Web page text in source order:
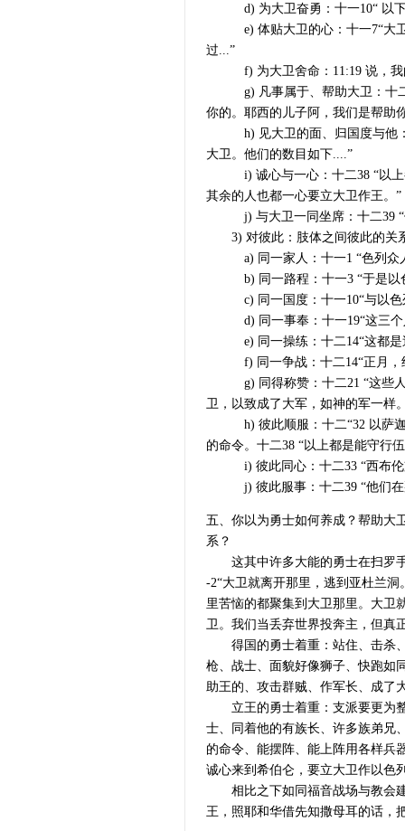
d) 为大卫奋勇：十一10“ 以下
e) 体贴大卫的心：十一7“大卫
过...”
f) 为大卫舍命：11:19 说，我
g) 凡事属于、帮助大卫：十二
你的。耶西的儿子阿，我们是帮助
h) 见大卫的面、归国度与他：
大卫。他们的数目如下....”
i) 诚心与一心：十二38 “以上都
其余的人也都一心要立大卫作王。”
j) 与大卫一同坐席：十二39 “
3) 对彼此：肢体之间彼此的关
a) 同一家人：十一1 “色列众人
b) 同一路程：十一3 “于是以色
c) 同一国度：十一10“与以色
d) 同一事奉：十一19“这三个
e) 同一操练：十二14“这都是迦
f) 同一争战：十二14“正月，约
g) 同得称赞：十二21 “这些人
卫，以致成了大军，如神的军一样
h) 彼此顺服：十二“32 以萨迦
的命令。十二38 “以上都是能守行
i) 彼此同心：十二33 “西布伦支
j) 彼此服事：十二39 “他们在那
五、你以为勇士如何养成？帮助大
系？
这其中许多大能的勇士在扫罗手
-2“大卫就离开那里，逃到亚杜兰
里苦恼的都聚集到大卫那里。大卫
卫。我们当丢弃世界投奔主，但真
得国的勇士着重：站住、击杀、
枪、战士、面貌好像狮子、快跑如
助王的、攻击群贼、作军长、成了
立王的勇士着重：支派要更为整
士、同着他的有族长、许多族弟兄
的命令、能摆阵、能上阵用各样兵
诚心来到希伯仑，要立大卫作以色
相比之下如同福音战场与教会建
王，照耶和华借先知撒母耳的话，